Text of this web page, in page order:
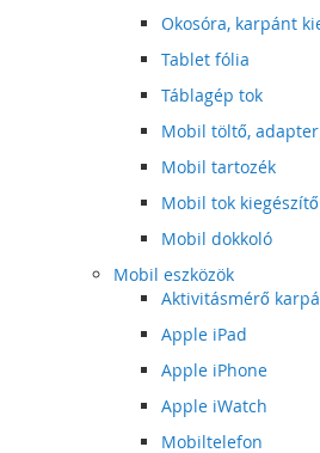
Okosóra, karpánt
Tablet fólia
Táblagép tok
Mobil töltő, adapter
Mobil tartozék
Mobil tok kiegészítő
Mobil dokkoló
Mobil eszközök
Aktivitásmérő
Apple iPad
Apple iPhone
Apple iWatch
Mobiltelefon